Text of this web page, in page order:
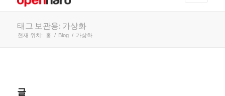
태그 보관용: 가상화
현재 위치: 홈 / Blog / 가상화
글